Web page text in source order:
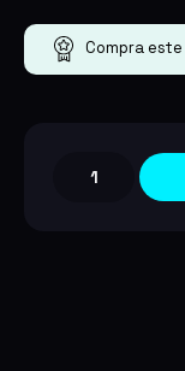
Compra
Sunderfolk